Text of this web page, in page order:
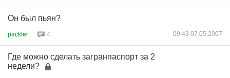
Он был пьян?
packler 4 09:43 07.05.2007
Где можно сделать загранпаспорт за 2
недели?